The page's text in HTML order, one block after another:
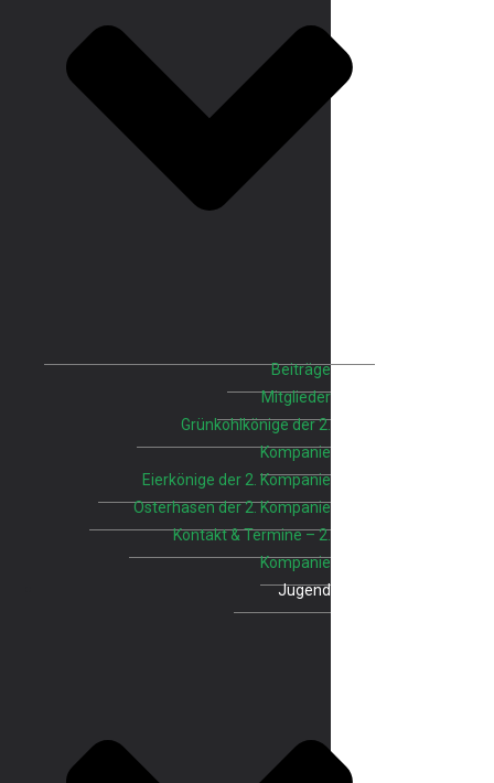
Beiträge
Mitglieder
Grünkohlkönige der 2.
Kompanie
Eierkönige der 2. Kompanie
Osterhasen der 2. Kompanie
Kontakt & Termine – 2.
Kompanie
Jugend